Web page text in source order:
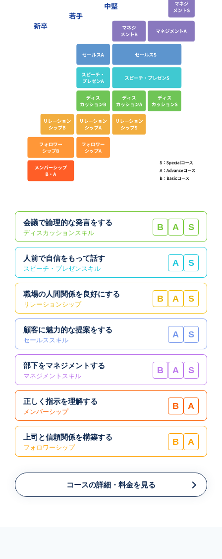
会議で論理的な発言をする
ディスカッションスキル
B A S
人前で自信をもって話す
スピーチ・プレゼンスキル
A S
職場の人間関係を良好にする
リレーションシップ
B A S
顧客に魅力的な提案をする
セールススキル
A S
部下をマネジメントする
マネジメントスキル
B A S
正しく指示を理解する
メンバーシップ
B A
上司と信頼関係を構築する
フォロワーシップ
B A
コースの詳細・料金を見る